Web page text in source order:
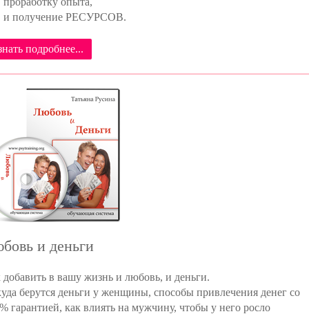
и получение РЕСУРСОВ.
подробнее...
и деньги
добавить в вашу жизнь и любовь, и деньги.
берутся деньги у женщины, способы привлечения денег со
гарантией, как влиять на мужчину, чтобы у него росло